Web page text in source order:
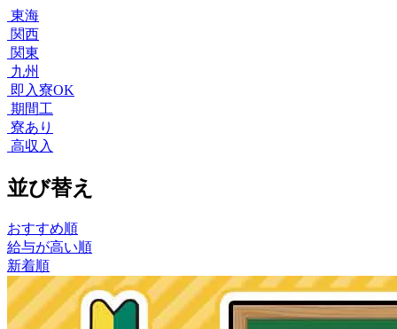
東海
関西
関東
九州
即入寮OK
期間工
寮あり
高収入
並び替え
おすすめ順
給与が高い順
新着順